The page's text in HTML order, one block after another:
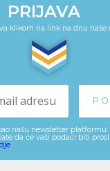
PRIJAVA
klikom na link na dnu naše
našu newsletter platformu.
da će vaši podaci biti